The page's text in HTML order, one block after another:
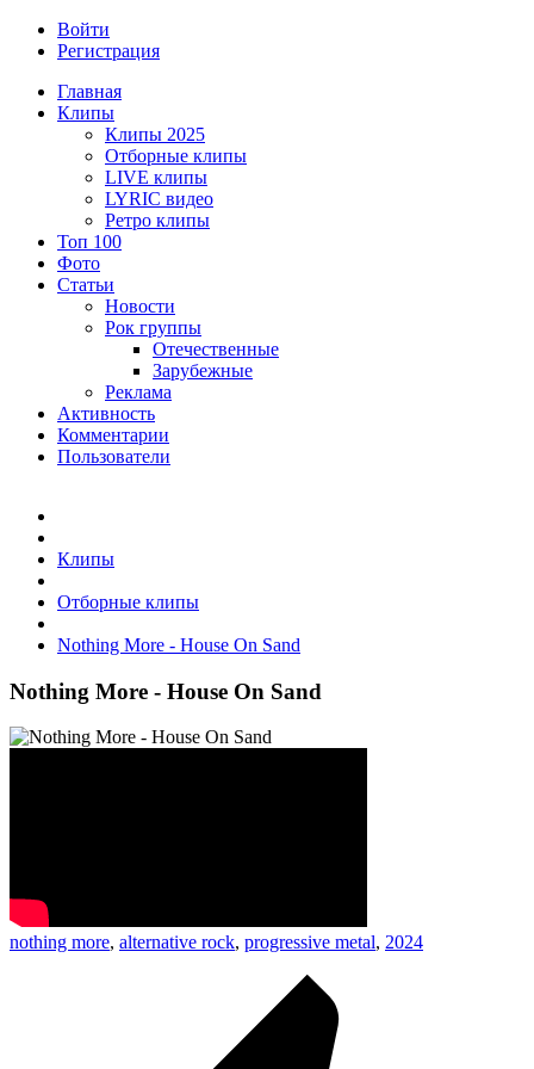
Войти
Регистрация
Главная
Клипы
Клипы 2025
Отборные клипы
LIVE клипы
LYRIC видео
Ретро клипы
Топ 100
Фото
Статьи
Новости
Рок группы
Отечественные
Зарубежные
Реклама
Активность
Комментарии
Пользователи
Клипы
Отборные клипы
Nothing More - House On Sand
Nothing More - House On Sand
nothing more, alternative rock, progressive metal, 2024